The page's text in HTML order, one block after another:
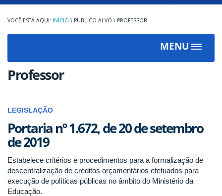
INÍCIO \ PUBLICO ALVO \ PROFESSOR
MENU
Toggle
Professor
LEGISLAÇÃO
Portaria nº 1.672, de 20 de setembro
de 2019
Estabelece critérios e procedimentos para a formalização de
descentralização de créditos orçamentários efetuados para
execução de políticas públicas no âmbito do Ministério da
Educação.